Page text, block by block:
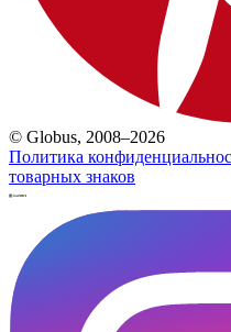
© Globus, 2008–2026
Политика
товарных знаков